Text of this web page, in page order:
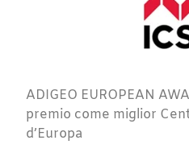
ADIGEO EUROPEAN
premio come miglior
d’Europa